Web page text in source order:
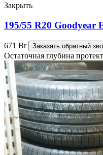
Закрыть
195/55 R20
671 Br Заказать обратный
Остаточная глубина